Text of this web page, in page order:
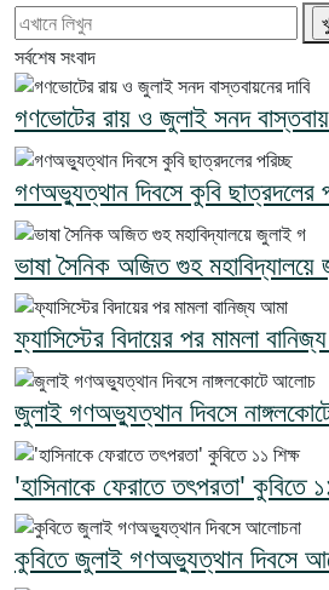
সর্বশেষ সংবাদ
গণভোটের রায় ও জুলাই সনদ
গণঅভ্যুত্থান দিবসে কুবি ছাত্রদলের
ভাষা সৈনিক অজিত গুহ
ফ্যাসিস্টের বিদায়ের পর মামলা
জুলাই গণঅভ্যুত্থান দিবসে
'হাসিনাকে ফেরাতে তৎপরতা' কুবিতে
কুবিতে জুলাই গণঅভ্যুত্থান দিবসে